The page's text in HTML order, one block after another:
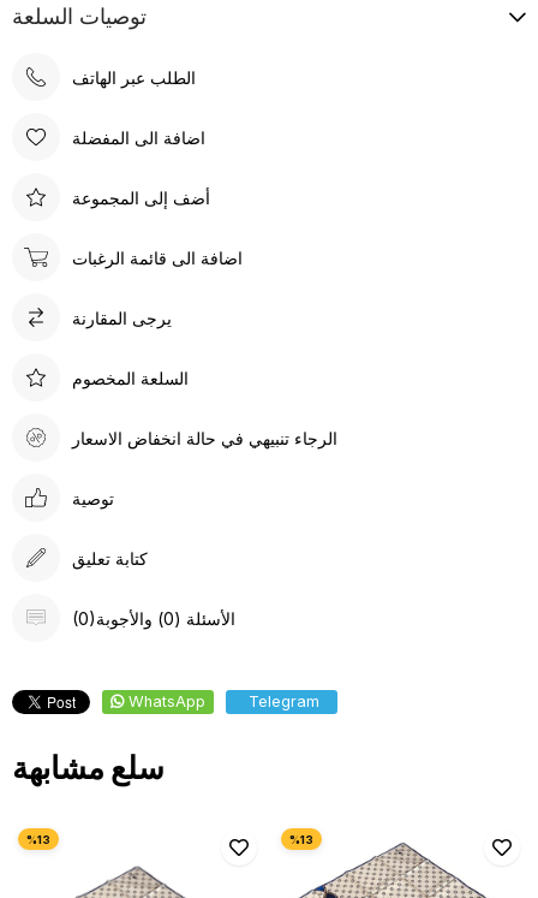
توصيات السلعة
الطلب عبر الهاتف
اضافة الى المفضلة
أضف إلى المجموعة
اضافة الى قائمة الرغبات
يرجى المقارنة
السلعة المخصوم
الرجاء تنبيهي في حالة انخفاض الاسعار
توصية
كتابة تعليق
(0)الأسئلة (0) والأجوبة
WhatsApp Telegram
سلع مشابهة